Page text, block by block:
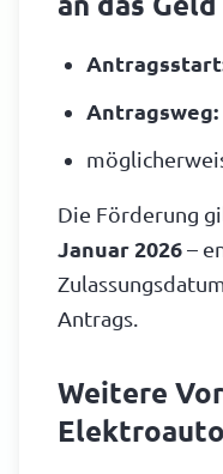
Antragsweg:
Die Förderung
Januar 2026 –
Antrags.
Weitere